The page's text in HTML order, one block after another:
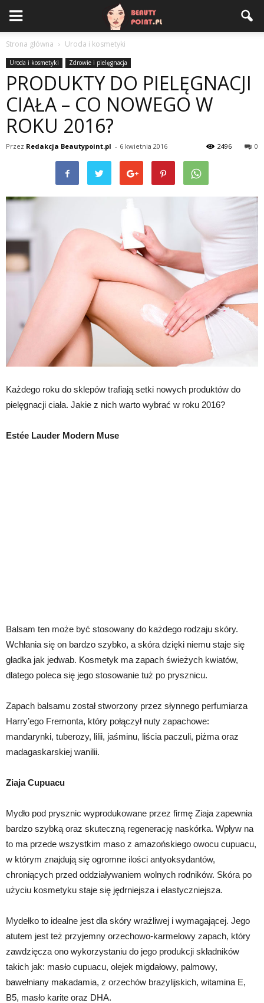
Strona główna Uroda i kosmetyki
Uroda i kosmetyki Zdrowie i pielęgnacja
PRODUKTY DO PIELĘGNACJI
CIAŁA – CO NOWEGO W
ROKU 2016?
Przez Redakcja Beautypoint.pl - 6 kwietnia 2016 0
2496
Każdego roku do sklepów trafiają setki nowych produktów do
pielęgnacji ciała. Jakie z nich warto wybrać w roku 2016?
Estée Lauder Modern Muse
Balsam ten może być stosowany do każdego rodzaju skóry.
Wchłania się on bardzo szybko, a skóra dzięki niemu staje się
gładka jak jedwab. Kosmetyk ma zapach świeżych kwiatów,
dlatego poleca się jego stosowanie tuż po prysznicu.
Zapach balsamu został stworzony przez słynnego perfumiarza
Harry’ego Fremonta, który połączył nuty zapachowe:
mandarynki, tuberozy, lilii, jaśminu, liścia paczuli, piżma oraz
madagaskarskiej wanilii.
Ziaja Cupuacu
Mydło pod prysznic wyprodukowane przez firmę Ziaja zapewnia
bardzo szybką oraz skuteczną regenerację naskórka. Wpływ na
to ma przede wszystkim maso z amazońskiego owocu cupuacu,
w którym znajdują się ogromne ilości antyoksydantów,
chroniących przed oddziaływaniem wolnych rodników. Skóra po
użyciu kosmetyku staje się jędrniejsza i elastyczniejsza.
Mydełko to idealne jest dla skóry wrażliwej i wymagającej. Jego
atutem jest też przyjemny orzechowo-karmelowy zapach, który
zawdzięcza ono wykorzystaniu do jego produkcji składników
takich jak: masło cupuacu, olejek migdałowy, palmowy,
bawełniany makadamia, z orzechów brazylijskich, witamina E,
B5, masło karite oraz DHA.